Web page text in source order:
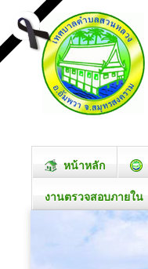
หน้าหลัก
งานตรวจสอบภายใน